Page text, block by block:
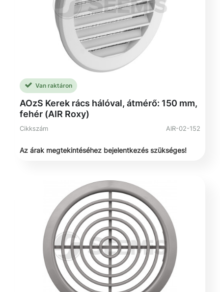
Van raktáron
AOzS Kerek rács hálóval, átmérő: 150 mm,
fehér (AIR Roxy)
Cikkszám AIR-02-152
Az árak megtekintéséhez bejelentkezés szükséges!